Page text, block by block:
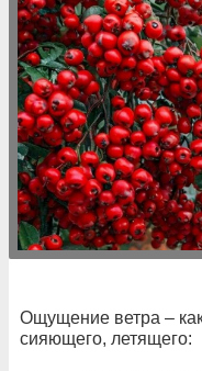
Ощущение ветра –
сияющего, летящего: